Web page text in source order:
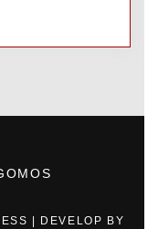
DEVELOP BY